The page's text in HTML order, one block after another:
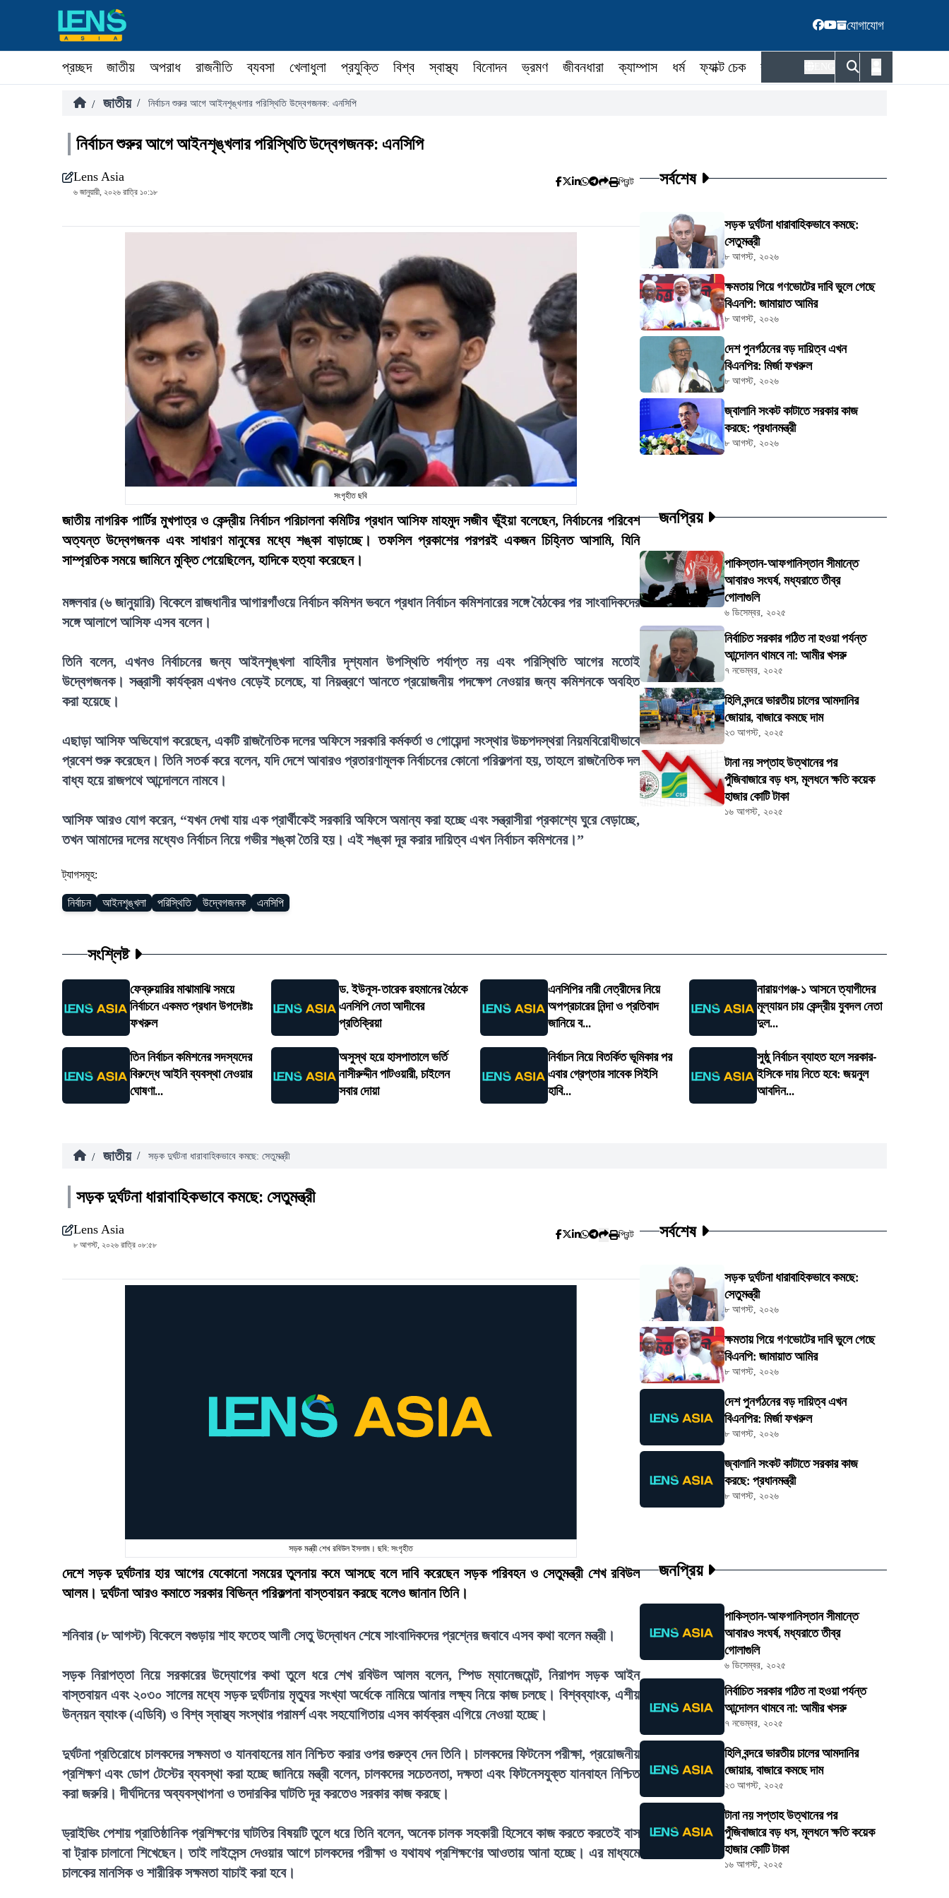
যোগাযোগ
প্রচ্ছদ জাতীয় অপরাধ রাজনীতি ব্যবসা খেলাধুলা প্রযুক্তি বিশ্ব স্বাস্থ্য বিনোদন ভ্রমণ জীবনধারা ক্যাম্পাস ধর্ম ফ্যাক্ট চেক কর্মকর্তা
/ জাতীয় / নির্বাচন শুরুর আগে আইনশৃঙ্খলার পরিস্থিতি উদ্বেগজনক: এনসিপি
নির্বাচন শুরুর আগে আইনশৃঙ্খলার পরিস্থিতি উদ্বেগজনক: এনসিপি
Lens Asia
৬ জানুয়ারী, ২০২৬ রাত্রি ১০:১৮
প্রিন্ট
সংগৃহীত ছবি
জাতীয় নাগরিক পার্টির মুখপাত্র ও কেন্দ্রীয় নির্বাচন পরিচালনা কমিটির প্রধান আসিফ মাহমুদ সজীব ভূঁইয়া বলেছেন, নির্বাচনের পরিবেশ
অত্যন্ত উদ্বেগজনক এবং সাধারণ মানুষের মধ্যে শঙ্কা বাড়াচ্ছে। তফসিল প্রকাশের পরপরই একজন চিহ্নিত আসামি, যিনি
সাম্প্রতিক সময়ে জামিনে মুক্তি পেয়েছিলেন, হাদিকে হত্যা করেছেন।
মঙ্গলবার (৬ জানুয়ারি) বিকেলে রাজধানীর আগারগাঁওয়ে নির্বাচন কমিশন ভবনে প্রধান নির্বাচন কমিশনারের সঙ্গে বৈঠকের পর সাংবাদিকদের
সঙ্গে আলাপে আসিফ এসব বলেন।
তিনি বলেন, এখনও নির্বাচনের জন্য আইনশৃঙ্খলা বাহিনীর দৃশ্যমান উপস্থিতি পর্যাপ্ত নয় এবং পরিস্থিতি আগের মতোই
উদ্বেগজনক। সন্ত্রাসী কার্যক্রম এখনও বেড়েই চলেছে, যা নিয়ন্ত্রণে আনতে প্রয়োজনীয় পদক্ষেপ নেওয়ার জন্য কমিশনকে অবহিত
করা হয়েছে।
এছাড়া আসিফ অভিযোগ করেছেন, একটি রাজনৈতিক দলের অফিসে সরকারি কর্মকর্তা ও গোয়েন্দা সংস্থার উচ্চপদস্থরা নিয়মবিরোধীভাবে
প্রবেশ শুরু করেছেন। তিনি সতর্ক করে বলেন, যদি দেশে আবারও প্রতারণামূলক নির্বাচনের কোনো পরিকল্পনা হয়, তাহলে রাজনৈতিক দল
বাধ্য হয়ে রাজপথে আন্দোলনে নামবে।
আসিফ আরও যোগ করেন, “যখন দেখা যায় এক প্রার্থীকেই সরকারি অফিসে অমান্য করা হচ্ছে এবং সন্ত্রাসীরা প্রকাশ্যে ঘুরে বেড়াচ্ছে,
তখন আমাদের দলের মধ্যেও নির্বাচন নিয়ে গভীর শঙ্কা তৈরি হয়। এই শঙ্কা দূর করার দায়িত্ব এখন নির্বাচন কমিশনের।”
ট্যাগসমূহ:
নির্বাচন আইনশৃঙ্খলা পরিস্থিতি উদ্বেগজনক এনসিপি
সর্বশেষ
সড়ক দুর্ঘটনা ধারাবাহিকভাবে কমছে:
সেতুমন্ত্রী
৮ আগস্ট, ২০২৬
ক্ষমতায় গিয়ে গণভোটের দাবি ভুলে গেছে
বিএনপি: জামায়াত আমির
৮ আগস্ট, ২০২৬
দেশ পুনর্গঠনের বড় দায়িত্ব এখন
বিএনপির: মির্জা ফখরুল
৮ আগস্ট, ২০২৬
জ্বালানি সংকট কাটাতে সরকার কাজ
করছে: প্রধানমন্ত্রী
৮ আগস্ট, ২০২৬
জনপ্রিয়
পাকিস্তান-আফগানিস্তান সীমান্তে
আবারও সংঘর্ষ, মধ্যরাতে তীব্র
গোলাগুলি
৬ ডিসেম্বর, ২০২৫
নির্বাচিত সরকার গঠিত না হওয়া পর্যন্ত
আন্দোলন থামবে না: আমীর খসরু
৭ নভেম্বর, ২০২৫
হিলি বন্দরে ভারতীয় চালের আমদানির
জোয়ার, বাজারে কমছে দাম
২৩ আগস্ট, ২০২৫
টানা নয় সপ্তাহ উত্থানের পর
পুঁজিবাজারে বড় ধস, মূলধনে ক্ষতি কয়েক
হাজার কোটি টাকা
১৬ আগস্ট, ২০২৫
সংশ্লিষ্ট
ফেব্রুয়ারির মাঝামাঝি সময়ে
নির্বাচনে একমত প্রধান উপদেষ্টাঃ
ফখরুল
ড. ইউনূস-তারেক রহমানের বৈঠকে
এনসিপি নেতা আদীবের
প্রতিক্রিয়া
এনসিপির নারী নেত্রীদের নিয়ে
অপপ্রচারের নিন্দা ও প্রতিবাদ
জানিয়ে ব...
নারায়ণগঞ্জ-১ আসনে ত্যাগীদের
মূল্যায়ন চায় কেন্দ্রীয় যুবদল নেতা
দুল...
তিন নির্বাচন কমিশনের সদস্যদের
বিরুদ্ধে আইনি ব্যবস্থা নেওয়ার
ঘোষণা...
অসুস্থ হয়ে হাসপাতালে ভর্তি
নাসীরুদ্দীন পাটওয়ারী, চাইলেন
সবার দোয়া
নির্বাচন নিয়ে বিতর্কিত ভূমিকার পর
এবার গ্রেপ্তার সাবেক সিইসি
হাবি...
সুষ্ঠু নির্বাচন ব্যাহত হলে সরকার-
ইসিকে দায় নিতে হবে: জয়নুল
আবদিন...
/ জাতীয় / সড়ক দুর্ঘটনা ধারাবাহিকভাবে কমছে: সেতুমন্ত্রী
সড়ক দুর্ঘটনা ধারাবাহিকভাবে কমছে: সেতুমন্ত্রী
Lens Asia
৮ আগস্ট, ২০২৬ রাত্রি ০৮:৫৮
প্রিন্ট
সড়ক মন্ত্রী শেখ রবিউল ইসলাম। ছবি: সংগৃহীত
দেশে সড়ক দুর্ঘটনার হার আগের যেকোনো সময়ের তুলনায় কমে আসছে বলে দাবি করেছেন সড়ক পরিবহন ও সেতুমন্ত্রী শেখ রবিউল
আলম। দুর্ঘটনা আরও কমাতে সরকার বিভিন্ন পরিকল্পনা বাস্তবায়ন করছে বলেও জানান তিনি।
শনিবার (৮ আগস্ট) বিকেলে বগুড়ায় শাহ ফতেহ আলী সেতু উদ্বোধন শেষে সাংবাদিকদের প্রশ্নের জবাবে এসব কথা বলেন মন্ত্রী।
সড়ক নিরাপত্তা নিয়ে সরকারের উদ্যোগের কথা তুলে ধরে শেখ রবিউল আলম বলেন, স্পিড ম্যানেজমেন্ট, নিরাপদ সড়ক আইন
বাস্তবায়ন এবং ২০৩০ সালের মধ্যে সড়ক দুর্ঘটনায় মৃত্যুর সংখ্যা অর্ধেকে নামিয়ে আনার লক্ষ্য নিয়ে কাজ চলছে। বিশ্বব্যাংক, এশীয়
উন্নয়ন ব্যাংক (এডিবি) ও বিশ্ব স্বাস্থ্য সংস্থার পরামর্শ এবং সহযোগিতায় এসব কার্যক্রম এগিয়ে নেওয়া হচ্ছে।
দুর্ঘটনা প্রতিরোধে চালকদের সক্ষমতা ও যানবাহনের মান নিশ্চিত করার ওপর গুরুত্ব দেন তিনি। চালকদের ফিটনেস পরীক্ষা, প্রয়োজনীয়
প্রশিক্ষণ এবং ডোপ টেস্টের ব্যবস্থা করা হচ্ছে জানিয়ে মন্ত্রী বলেন, চালকদের সচেতনতা, দক্ষতা এবং ফিটনেসযুক্ত যানবাহন নিশ্চিত
করা জরুরি। দীর্ঘদিনের অব্যবস্থাপনা ও তদারকির ঘাটতি দূর করতেও সরকার কাজ করছে।
ড্রাইভিং পেশায় প্রাতিষ্ঠানিক প্রশিক্ষণের ঘাটতির বিষয়টি তুলে ধরে তিনি বলেন, অনেক চালক সহকারী হিসেবে কাজ করতে করতেই বাস
বা ট্রাক চালানো শিখেছেন। তাই লাইসেন্স দেওয়ার আগে চালকদের পরীক্ষা ও যথাযথ প্রশিক্ষণের আওতায় আনা হচ্ছে। এর মাধ্যমে
চালকের মানসিক ও শারীরিক সক্ষমতা যাচাই করা হবে।
সর্বশেষ
সড়ক দুর্ঘটনা ধারাবাহিকভাবে কমছে:
সেতুমন্ত্রী
৮ আগস্ট, ২০২৬
ক্ষমতায় গিয়ে গণভোটের দাবি ভুলে গেছে
বিএনপি: জামায়াত আমির
৮ আগস্ট, ২০২৬
দেশ পুনর্গঠনের বড় দায়িত্ব এখন
বিএনপির: মির্জা ফখরুল
৮ আগস্ট, ২০২৬
জ্বালানি সংকট কাটাতে সরকার কাজ
করছে: প্রধানমন্ত্রী
৮ আগস্ট, ২০২৬
জনপ্রিয়
পাকিস্তান-আফগানিস্তান সীমান্তে
আবারও সংঘর্ষ, মধ্যরাতে তীব্র
গোলাগুলি
৬ ডিসেম্বর, ২০২৫
নির্বাচিত সরকার গঠিত না হওয়া পর্যন্ত
আন্দোলন থামবে না: আমীর খসরু
৭ নভেম্বর, ২০২৫
হিলি বন্দরে ভারতীয় চালের আমদানির
জোয়ার, বাজারে কমছে দাম
২৩ আগস্ট, ২০২৫
টানা নয় সপ্তাহ উত্থানের পর
পুঁজিবাজারে বড় ধস, মূলধনে ক্ষতি কয়েক
হাজার কোটি টাকা
১৬ আগস্ট, ২০২৫